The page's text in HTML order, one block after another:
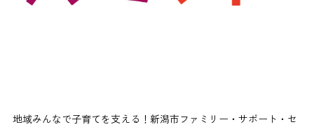
地域みんなで子育てを支える！新潟市ファミリー・サポート・セ